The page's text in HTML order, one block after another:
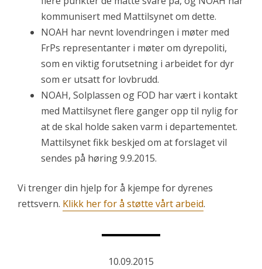
kommunisert med Mattilsynet om dette.
NOAH har nevnt lovendringen i møter med
FrPs representanter i møter om dyrepoliti,
som en viktig forutsetning i arbeidet for dyr
som er utsatt for lovbrudd.
NOAH, Solplassen og FOD har vært i kontakt
med Mattilsynet flere ganger opp til nylig for
at de skal holde saken varm i departementet.
Mattilsynet fikk beskjed om at forslaget vil
sendes på høring 9.9.2015.
Vi trenger din hjelp for å kjempe for dyrenes
rettsvern. Klikk her for å støtte vårt arbeid.
10.09.2015